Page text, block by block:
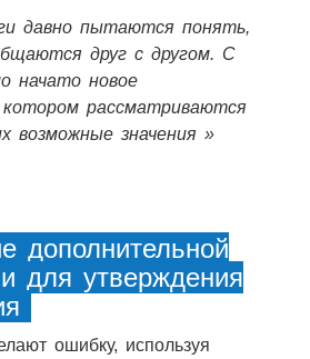
давно пытаются понять,
друг с другом. С
начато новое
котором рассматриваются
возможные значения »
дополнительной
для утверждения
ошибку, используя